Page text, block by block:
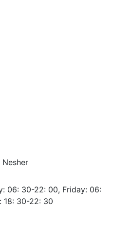
Nesher
06: 30-22: 00, Friday: 06:
18: 30-22: 30